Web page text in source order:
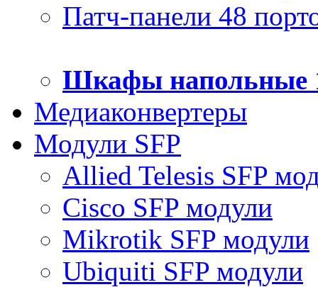
Патч-панели 48
Шкафы напольные
Медиаконвертеры
Модули SFP
Allied Telesis SFP
Cisco SFP модули
Mikrotik SFP модули
Ubiquiti SFP модули